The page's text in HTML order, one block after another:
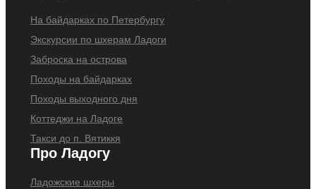
На байдарках по Петербургу
Экскурсии по шхерам Ладоги
Заброска на острова
Походы на байдарках
Походы выходного дня
Коттеджи на Ладоге
Такси до п. Вятиккя
Про Ладогу
Ладожские шхеры